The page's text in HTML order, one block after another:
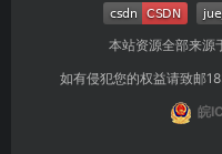
本站资源全部来源
如有侵犯您的权益请致邮
皖